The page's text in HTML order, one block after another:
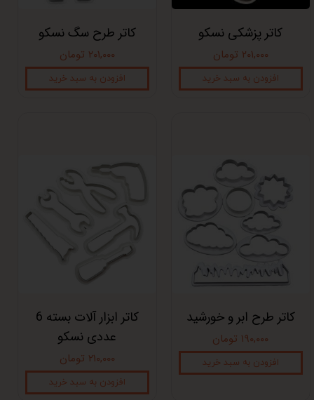
کاتر پزشکی نسکو
۲۰۱,۰۰۰ تومان
افزودن به سبد خرید
کاتر طرح سگ نسکو
۲۰۱,۰۰۰ تومان
افزودن به سبد خرید
کاتر طرح ابر و خورشید
۱۹۰,۰۰۰ تومان
افزودن به سبد خرید
کاتر ابزار آلات بسته 6
عددی نسکو
۲۱۰,۰۰۰ تومان
افزودن به سبد خرید